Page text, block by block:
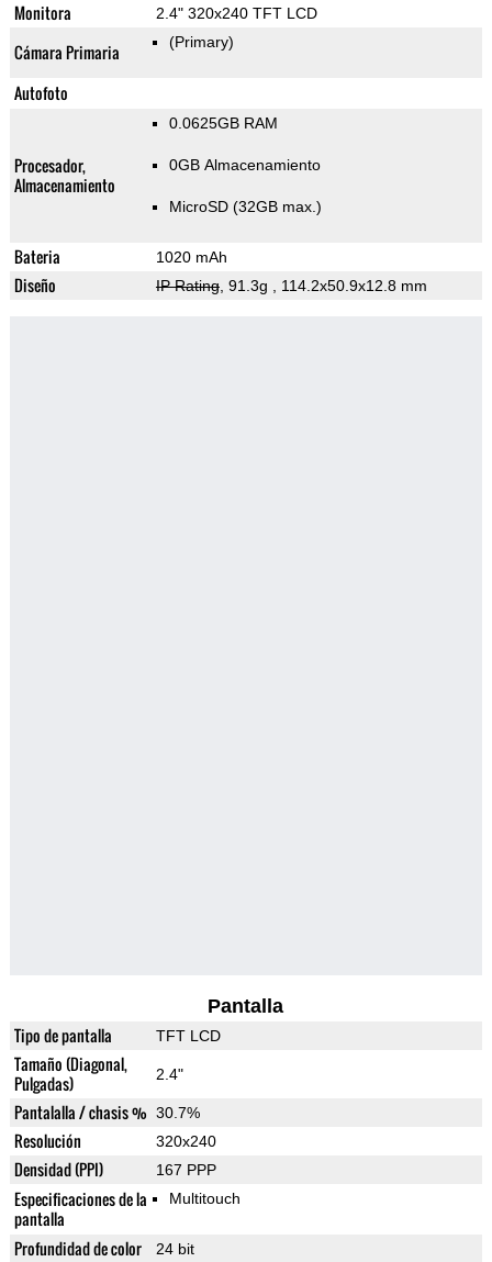
Monitora 2.4" 320x240 TFT LCD
Cámara Primaria (Primary)
Autofoto
Procesador,
Almacenamiento
0.0625GB RAM
0GB Almacenamiento
MicroSD (32GB max.)
Bateria 1020 mAh
Diseño IP Rating, 91.3g , 114.2x50.9x12.8 mm
Pantalla
Tipo de pantalla TFT LCD
Tamaño (Diagonal,
Pulgadas)
2.4"
Pantalalla / chasis % 30.7%
Resolución 320x240
Densidad (PPI) 167 PPP
Especificaciones de la
pantalla
Multitouch
Profundidad de color 24 bit